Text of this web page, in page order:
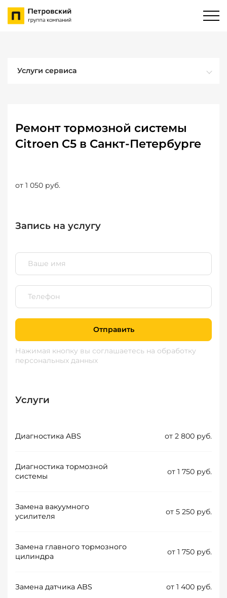
Услуги сервиса
Ремонт тормозной системы
Citroen C5 в Санкт-Петербурге
от 1 050 руб.
Запись на услугу
Отправить
Нажимая кнопку вы соглашаетесь на обработку
персональных данных
Услуги
Диагностика ABS от 2 800 руб.
Диагностика тормозной
системы
от 1 750 руб.
Замена вакуумного
усилителя
от 5 250 руб.
Замена главного тормозного
цилиндра
от 1 750 руб.
Замена датчика ABS от 1 400 руб.